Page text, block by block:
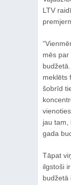
LTV
mēs
meklēts
šobrīd
jau tam,
gada
Tāpat
ilgstoši
budžetā